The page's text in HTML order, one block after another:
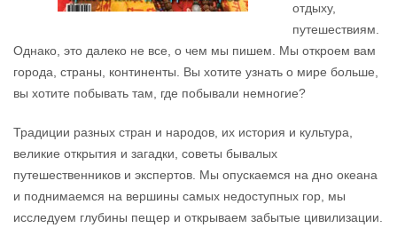
отдыху,
путешествиям.
Однако, это далеко не все, о чем мы пишем. Мы откроем вам
города, страны, континенты. Вы хотите узнать о мире больше,
вы хотите побывать там, где побывали немногие?
Традиции разных стран и народов, их история и культура,
великие открытия и загадки, советы бывалых
путешественников и экспертов. Мы опускаемся на дно океана
и поднимаемся на вершины самых недоступных гор, мы
исследуем глубины пещер и открываем забытые цивилизации.